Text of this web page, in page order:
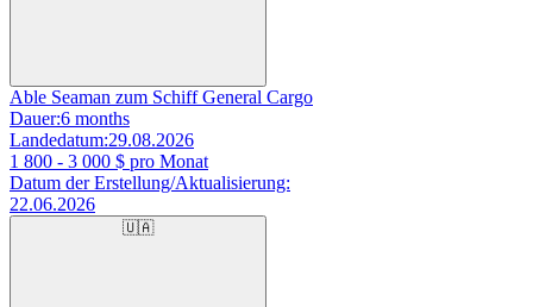
Able Seaman zum Schiff General Cargo
Dauer:6 months
Landedatum:29.08.2026
1 800 - 3 000 $ pro Monat
Datum der Erstellung/Aktualisierung:
22.06.2026
🇺🇦